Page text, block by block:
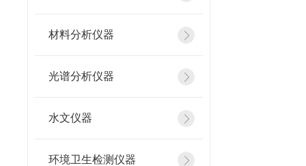
材料分析仪器
光谱分析仪器
水文仪器
环境卫生检测仪器